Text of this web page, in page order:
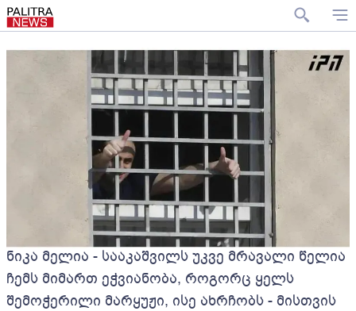
ნიკა მელია - სააკაშვილს უკვე მრავალი წელია
ჩემს მიმართ ეჭვიანობა, როგორც ყელს
შემოჭერილი მარყუჟი, ისე ახრჩობს - მისთვის